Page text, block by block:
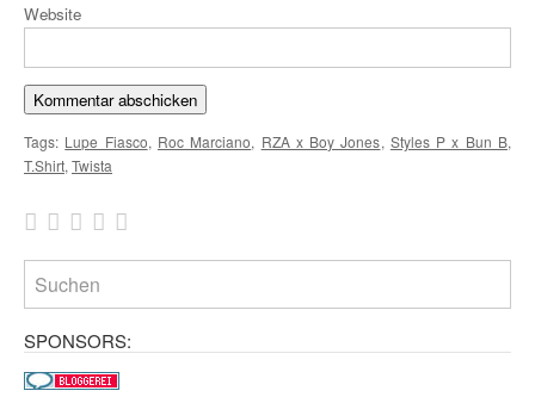
Website
Tags: Lupe Fiasco, Roc Marciano, RZA x Boy Jones, Styles P x Bun B,
T.Shirt, Twista
SPONSORS: